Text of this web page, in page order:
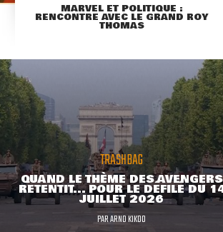
MARVEL ET POLITIQUE :
RENCONTRE AVEC LE GRAND ROY
THOMAS
TRASHBAG
QUAND LE THÈME DES AVENGERS
RETENTIT... POUR LE DÉFILÉ DU
JUILLET 2026
PARARNO KIKOO